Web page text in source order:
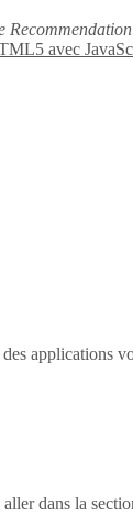
Recommendation
avec
applications
aller dans la